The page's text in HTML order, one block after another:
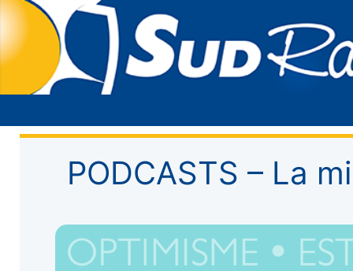
PODCASTS – La